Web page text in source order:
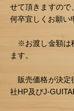
せて頂きますので
何卒宜しくお願い
※お渡し金額は
ます。
販売価格が決定
社HP及びJ-